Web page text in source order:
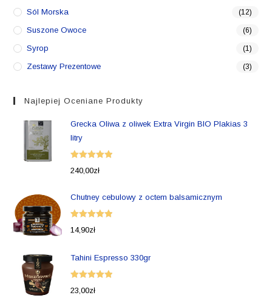
Sól Morska (12)
Suszone Owoce (6)
Syrop (1)
Zestawy Prezentowe (3)
Najlepiej Oceniane Produkty
Grecka Oliwa z oliwek Extra Virgin BIO Plakias 3
litry
Oceniono
240,00zł
Chutney cebulowy z octem balsamicznym
Oceniono
14,90zł
Tahini Espresso 330gr
Oceniono
23,00zł